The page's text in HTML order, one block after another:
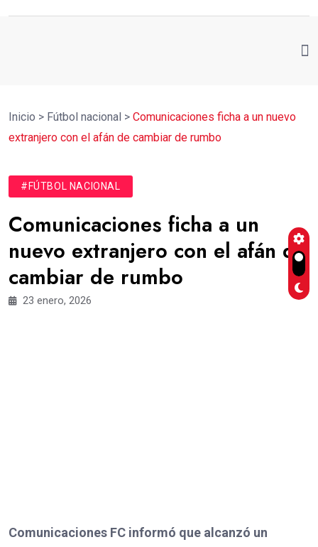
Inicio > Fútbol nacional > Comunicaciones ficha a un nuevo
extranjero con el afán de cambiar de rumbo
#FÚTBOL NACIONAL
Comunicaciones ficha a un
nuevo extranjero con el afán de
cambiar de rumbo
23 enero, 2026
Comunicaciones FC informó que alcanzó un